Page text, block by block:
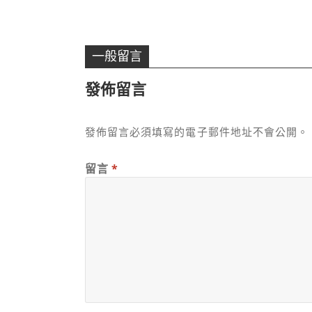
一般留言
發佈留言
發佈留言必須填寫的電子郵件地址不會公開。
留言 *